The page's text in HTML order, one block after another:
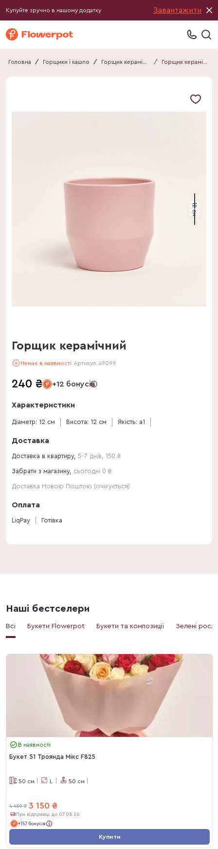
Купуйте зручно в нашому додатку Завантажити
Головна / Горщики і кашпо / Горщик керамічний / Горщик керамічний
12 см
Горщик керамічний
Немає в наявності Артикул: 49099
240 ₴ +12 бонусів
Характеристики
Діаметр: 12 см Висота: 12 см Якість: a1
Доставка
Доставка в квартиру, 5-7 днів 150 ₴
Забрати з магазину, сьогодні 0 ₴
Доставка Новою Поштою (очікується)
Оплата
LiqPay Готівка
Наші бестселери
Всі Букети Flowerpot Букети та композиції Зелені
В наявності
Букет 51 Троянда Мікс F825
50 см L 50 см
4 450 ₴ 3 150 ₴
При відправці до 07.08.26
+157 бонусів
Купити